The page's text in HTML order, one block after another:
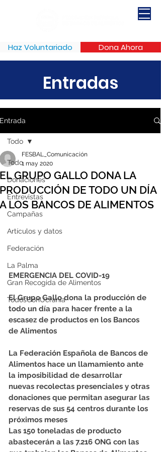
Haz Voluntariado Dona Ahora
Entradas
Entrada
Todo
Donaciones
Entrevistas
Campañas
Artículos y datos
Federación
La Palma
Gran Recogida de Alimentos
TodosConUcrania
Todo
EL GRUPO GALLO DONA LA
PRODUCCIÓN DE TODO UN DÍA
A LOS BANCOS DE ALIMENTOS
FESBAL_Comunicación
1 may 2020
EMERGENCIA DEL COVID-19
El Grupo Gallo dona la producción de
todo un día para hacer frente a la
escasez de productos en los Bancos
de Alimentos
La Federación Española de Bancos de
Alimentos hace un llamamiento ante
la imposibilidad de desarrollar
nuevas recolectas presenciales y otras
donaciones que permitan asegurar las
reservas de sus 54 centros durante los
próximos meses
Las 150 toneladas de producto
abastecerán a las 7.216 ONG con las